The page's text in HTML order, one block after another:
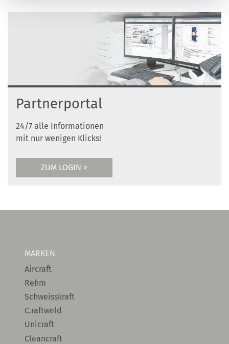
Partnerportal
24/7 alle Informationen
mit nur wenigen Klicks!
ZUM LOGIN >
MARKEN
Aircraft
Rehm
Schweisskraft
C.raftweld
Unicraft
Cleancraft